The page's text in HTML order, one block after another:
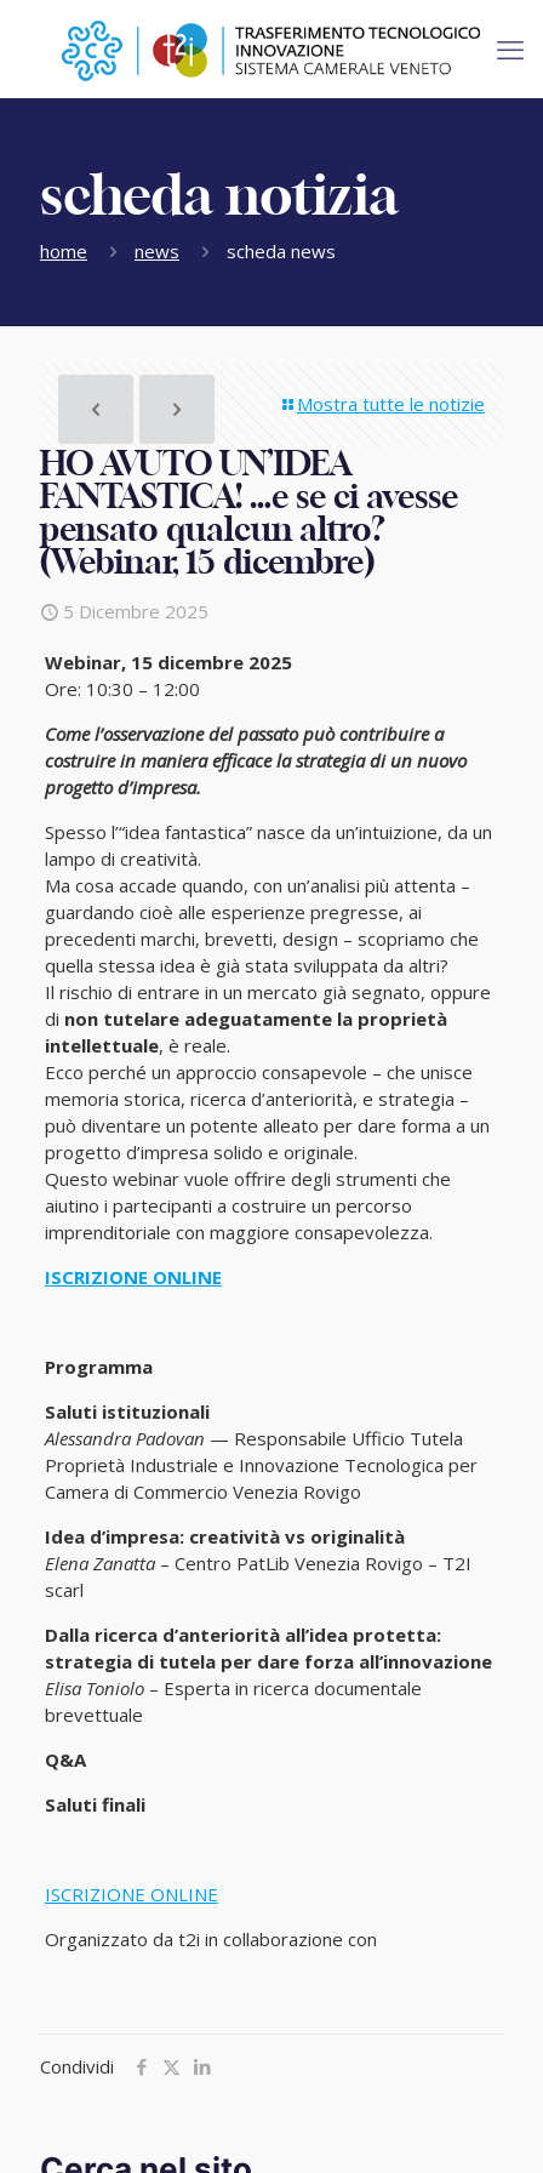
scheda notizia
home news scheda news
Mostra tutte le notizie
HO AVUTO UN’IDEA
FANTASTICA! …e se ci avesse
pensato qualcun altro?
(Webinar, 15 dicembre)
5 Dicembre 2025
Webinar, 15 dicembre 2025
Ore: 10:30 – 12:00
Come l’osservazione del passato può contribuire a
costruire in maniera efficace la strategia di un nuovo
progetto d’impresa.
Spesso l’“idea fantastica” nasce da un’intuizione, da un
lampo di creatività.
Ma cosa accade quando, con un’analisi più attenta –
guardando cioè alle esperienze pregresse, ai
precedenti marchi, brevetti, design – scopriamo che
quella stessa idea è già stata sviluppata da altri?
Il rischio di entrare in un mercato già segnato, oppure
di non tutelare adeguatamente la proprietà
intellettuale, è reale.
Ecco perché un approccio consapevole – che unisce
memoria storica, ricerca d’anteriorità, e strategia –
può diventare un potente alleato per dare forma a un
progetto d’impresa solido e originale.
Questo webinar vuole offrire degli strumenti che
aiutino i partecipanti a costruire un percorso
imprenditoriale con maggiore consapevolezza.
ISCRIZIONE ONLINE
Programma
Saluti istituzionali
Alessandra Padovan — Responsabile Ufficio Tutela
Proprietà Industriale e Innovazione Tecnologica per
Camera di Commercio Venezia Rovigo
Idea d’impresa: creatività vs originalità
Elena Zanatta– Centro PatLib Venezia Rovigo – T2I
scarl
Dalla ricerca d’anteriorità all’idea protetta:
strategia di tutela per dare forza all’innovazione
Elisa Toniolo– Esperta in ricerca documentale
brevettuale
Q&A
Saluti finali
ISCRIZIONE ONLINE
Organizzato da t2i in collaborazione con
Condividi